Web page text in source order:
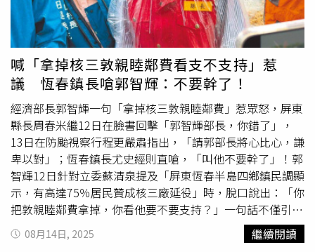
全崩塌，將帶來「對後代而言的災難性後果」。英國南極調
查局物理海洋學家梅傑斯博士（Dr Andrew Meijers）補
充，A23a目前結構仍完整，尚未像以往巨型冰山般分裂，
但它正處於洋流迴圈中，依照觀測極可能再次漂向南喬治
亞。一旦撞上海底大陸架並被卡住，將對區域生態造成長期
阻斷效應。實際上，A23a近月已持續掉落碎塊沉入海中，
雖體積縮小，仍是當今世界最大的漂浮冰體，規模甚至被比
擬為整個夏威夷島。專家憂心，人類對南極快速變化的理解
仍極有限，但跡象已顯示生態環境正進入自我延續的劇烈變
動。當這座 龐然大物從太空都能清晰可見，冰白巨影不僅是
震撼景象，更是全球暖化影響下最直觀的警訊，提醒世人南
極正經歷一場前所未有的巨變。
喊「拿掉核三敦親睦鄰費看支不支持」惹
議 恆春鎮長嗆郭智輝：不要幹了！
經濟部長郭智輝一句「拿掉核三敦親睦鄰費」惹眾怒，屏東
縣長周春米繼12日在臉書回擊「郭智輝部長，你錯了」，
13日在防颱視察行程更嚴肅指出，「請郭部長將心比心，謙
卑以對」；恆春鎮長尤史經則直嗆，「叫他不要幹了」！郭
智輝12日針對立委蘇清泉提及「屏東恆春半島四鄉鎮民調顯
示，有高達75％居民贊成核三廠延役」時，脫口說出：「你
把敦親睦鄰費拿掉，你看他要不要支持？」一句話不僅引發
地方反彈，也遭周春米強烈回擊。周春米昨直言：「在美麗
的恆春半島設核三廠，與半島鄉親共存40年，這個龐然大物
08月14日, 2025 繼續閱讀